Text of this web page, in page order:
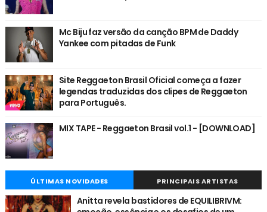
Mc Biju faz versão da canção BPM de Daddy
Yankee com pitadas de Funk
Site Reggaeton Brasil Oficial começa a fazer
legendas traduzidas dos clipes de Reggaeton
para Português.
MIX TAPE - Reggaeton Brasil vol.1 - [DOWNLOAD]
ÚLTIMAS NOVIDADES PRINCIPAIS ARTISTAS
Anitta revela bastidores de EQUILIBRIVM: